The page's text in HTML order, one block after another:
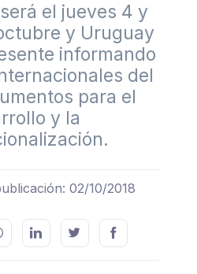
el jueves 4 y
y Uruguay
informando
del
para el
y la
02/10/2018